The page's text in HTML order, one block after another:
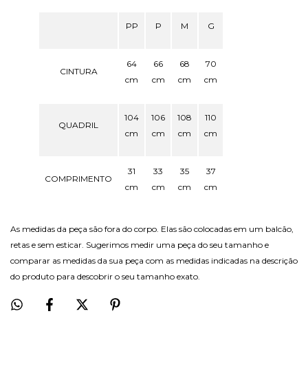
PP P M G
CINTURA
64
cm
66
cm
68
cm
70
cm
QUADRIL
104
cm
106
cm
108
cm
110
cm
COMPRIMENTO
31
cm
33
cm
35
cm
37
cm
As medidas da peça são fora do corpo. Elas são colocadas em um balcão,
retas e sem esticar. Sugerimos medir uma peça do seu tamanho e
comparar as medidas da sua peça com as medidas indicadas na descrição
do produto para descobrir o seu tamanho exato.